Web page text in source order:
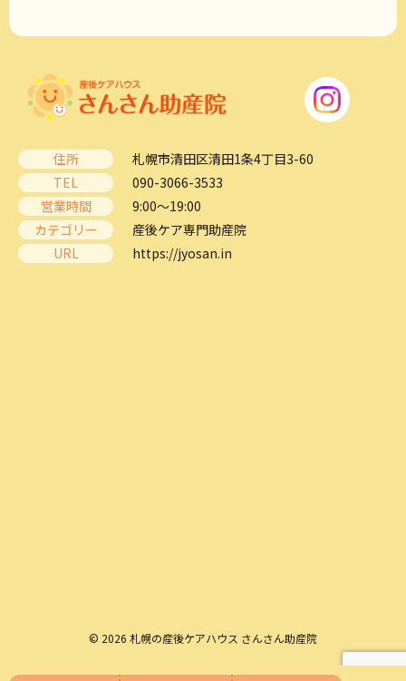
住所
札幌市清田区清田1条4丁目3-60
TEL
090-3066-3533
営業時間
9:00～19:00
カテゴリー
産後ケア専門助産院
URL
https://jyosan.in
© 2026 札幌の産後ケアハウス さんさん助産院